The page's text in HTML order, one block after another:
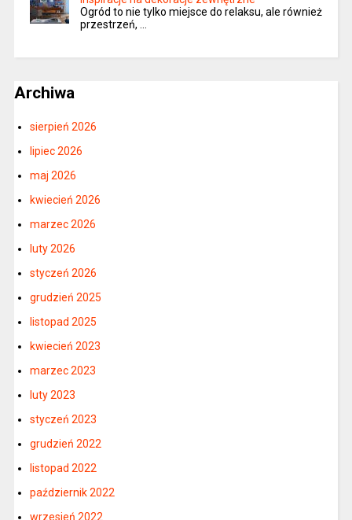
Ogród to nie tylko miejsce do relaksu, ale również
przestrzeń, …
Archiwa
sierpień 2026
lipiec 2026
maj 2026
kwiecień 2026
marzec 2026
luty 2026
styczeń 2026
grudzień 2025
listopad 2025
kwiecień 2023
marzec 2023
luty 2023
styczeń 2023
grudzień 2022
listopad 2022
październik 2022
wrzesień 2022